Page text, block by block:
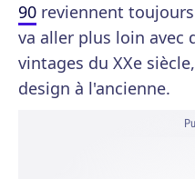
90 reviennent
va aller plus loin avec
vintages du XXe
design à l'ancienne.